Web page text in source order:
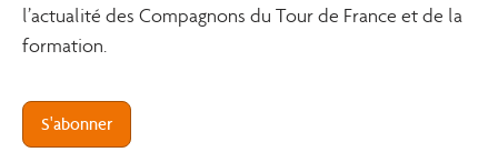
l’actualité des Compagnons du Tour de France et de la
formation.
S'abonner